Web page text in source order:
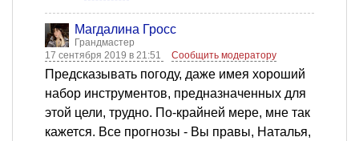
Магдалина Гросс
Грандмастер
17 сентября 2019 в 21:51
Сообщить модератору
Предсказывать погоду, даже имея хороший
набор инструментов, предназначенных для
этой цели, трудно. По-крайней мере, мне так
кажется. Все прогнозы - Вы правы, Наталья,